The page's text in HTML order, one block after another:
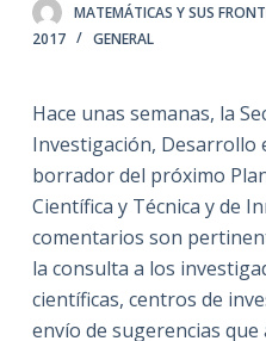
e
n
d
o
MATEMÁTICAS Y SUS
2017
GENERAL
Hace unas semanas, la
Investigación, Desarrollo
borrador del próximo
Científica y Técnica y de
comentarios son
la consulta a los
científicas, centros de
envío de sugerencias